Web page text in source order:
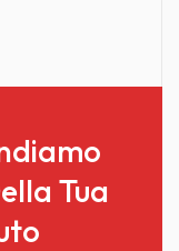
Tua